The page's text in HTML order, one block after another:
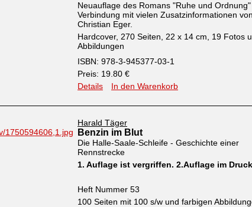
Neuauflage des Romans "Ruhe und Ordnung"
Verbindung mit vielen Zusatzinformationen von
Christian Eger.
Hardcover, 270 Seiten, 22 x 14 cm, 19 Fotos
Abbildungen
ISBN: 978-3-945377-03-1
Preis: 19.80 €
Details
In den Warenkorb
Harald Täger
Benzin im Blut
Die Halle-Saale-Schleife - Geschichte einer
Rennstrecke
1. Auflage ist vergriffen. 2.Auflage im Druck
Heft Nummer 53
100 Seiten mit 100 s/w und farbigen